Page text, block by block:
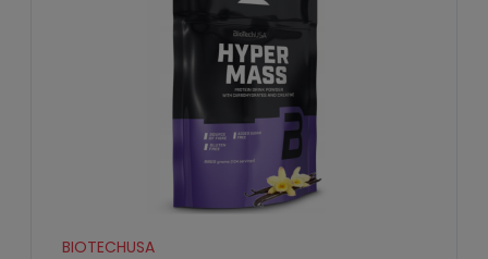
BIOTECHUSA